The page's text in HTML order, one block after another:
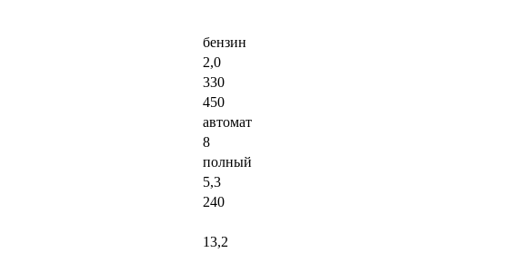
бензин
2,0
330
450
автомат
8
полный
5,3
240
13,2